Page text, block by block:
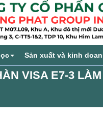
Sản xuất và kinh
VISA E7-3